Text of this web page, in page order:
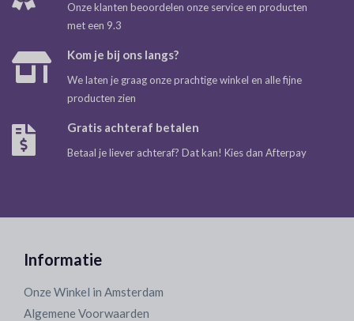
Onze klanten beoordelen onze service en producten
met een 9.3
Kom je bij ons langs?
We laten je graag onze prachtige winkel en alle fijne
producten zien
Gratis achteraf betalen
Betaal je liever achteraf? Dat kan! Kies dan Afterpay
Informatie
Onze Winkel in Amsterdam
Algemene Voorwaarden